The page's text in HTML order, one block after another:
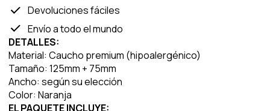
Devoluciones fáciles
Envío a todo el mundo
DETALLES:
Material: Caucho premium (hipoalergénico)
Tamaño: 125mm + 75mm
Ancho: según su elección
Color: Naranja
EL PAQUETE INCLUYE: